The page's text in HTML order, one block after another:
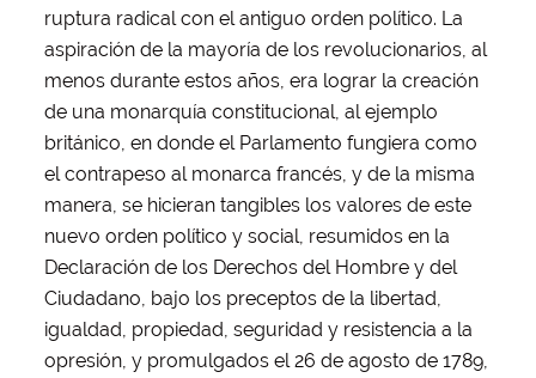
ruptura radical con el antiguo orden político. La
aspiración de la mayoría de los revolucionarios, al
menos durante estos años, era lograr la creación
de una monarquía constitucional, al ejemplo
británico, en donde el Parlamento fungiera como
el contrapeso al monarca francés, y de la misma
manera, se hicieran tangibles los valores de este
nuevo orden político y social, resumidos en la
Declaración de los Derechos del Hombre y del
Ciudadano, bajo los preceptos de la libertad,
igualdad, propiedad, seguridad y resistencia a la
opresión, y promulgados el 26 de agosto de 1789,